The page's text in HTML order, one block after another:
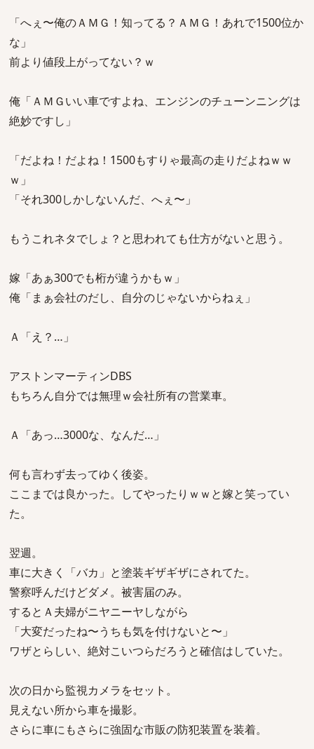
「へぇ〜俺のＡＭＧ！知ってる？ＡＭＧ！あれで1500位か
な」
前より値段上がってない？ｗ
俺「ＡＭＧいい車ですよね、エンジンのチューンニングは
絶妙ですし」
「だよね！だよね！1500もすりゃ最高の走りだよねｗｗ
ｗ」
「それ300しかしないんだ、へぇ〜」
もうこれネタでしょ？と思われても仕方がないと思う。
嫁「あぁ300でも桁が違うかもｗ」
俺「まぁ会社のだし、自分のじゃないからねぇ」
Ａ「え？…」
アストンマーティンDBS
もちろん自分では無理ｗ会社所有の営業車。
Ａ「あっ…3000な、なんだ…」
何も言わず去ってゆく後姿。
ここまでは良かった。してやったりｗｗと嫁と笑ってい
た。
翌週。
車に大きく「バカ」と塗装ギザギザにされてた。
警察呼んだけどダメ。被害届のみ。
するとＡ夫婦がニヤニーヤしながら
「大変だったね〜うちも気を付けないと〜」
ワザとらしい、絶対こいつらだろうと確信はしていた。
次の日から監視カメラをセット。
見えない所から車を撮影。
さらに車にもさらに強固な市販の防犯装置を装着。